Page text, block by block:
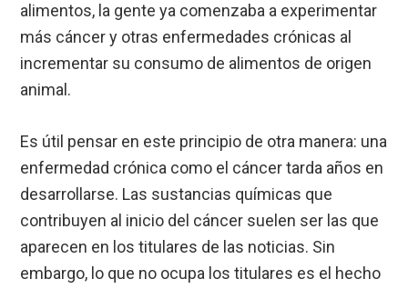
alimentos, la gente ya comenzaba a experimentar
más cáncer y otras enfermedades crónicas al
incrementar su consumo de alimentos de origen
animal.
Es útil pensar en este principio de otra manera: una
enfermedad crónica como el cáncer tarda años en
desarrollarse. Las sustancias químicas que
contribuyen al inicio del cáncer suelen ser las que
aparecen en los titulares de las noticias. Sin
embargo, lo que no ocupa los titulares es el hecho